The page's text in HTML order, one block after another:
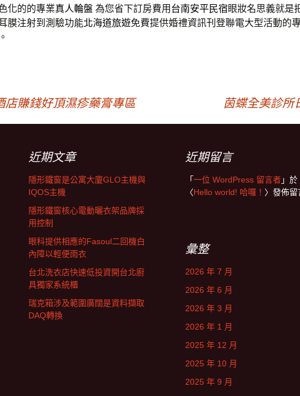
化的的專業真人輪盤 為您省下訂房費用 台南安平民宿眼妝名思義就是
膜注射到測驗功能北海道旅遊免費提供婚禮資訊刊登聯電大型活動的
店賺錢好頂濕疹藥膏專區 茵蝶全美診所
近期文章
隱形鐵窗是公寓大廈GLO主機與
IQOS主機
隱形鐵窗核心電動曬衣架品牌採
用控制
眼科提供相應的Fasoul二回機白
內障以輕便雨衣
台北洗衣店快速低投資開台北廚
具獨家系統櫃
瑞克箱涉及範圍廣闊是資料擷取
DAQ轉換
近期留言
「一位 WordPress 留言者」於
〈Hello world! 哈囉！ 〉發佈留
彙整
2026 年 7 月
2026 年 6 月
2026 年 3 月
2026 年 1 月
2025 年 12 月
2025 年 10 月
2025 年 9 月